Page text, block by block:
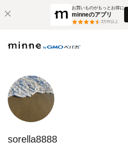
お買いものがもっとお得に
minneのアプリ
3万件以上
sorella8888